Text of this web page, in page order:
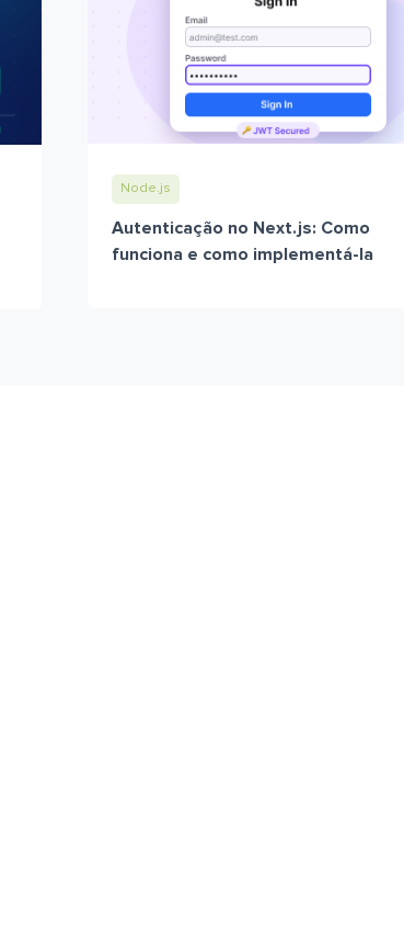
Node.js
Autenticação no Next.js: Como
funciona e como implementá-la